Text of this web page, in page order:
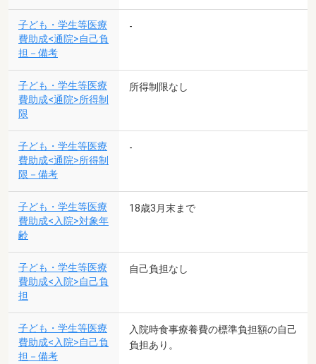
子ども・学生等医療
費助成<通院>自己負
担－備考
-
子ども・学生等医療
費助成<通院>所得制
限
所得制限なし
子ども・学生等医療
費助成<通院>所得制
限－備考
-
子ども・学生等医療
費助成<入院>対象年
齢
18歳3月末まで
子ども・学生等医療
費助成<入院>自己負
担
自己負担なし
子ども・学生等医療
費助成<入院>自己負
担－備考
入院時食事療養費の標準負担額の自己
負担あり。